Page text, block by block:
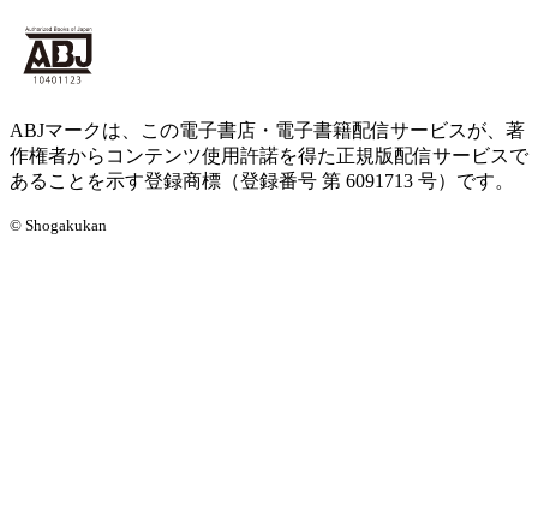
ABJマークは、この電子書店・電子書籍配信サービスが、著
作権者からコンテンツ使用許諾を得た正規版配信サービスで
あることを示す登録商標（登録番号 第 6091713 号）です。
© Shogakukan